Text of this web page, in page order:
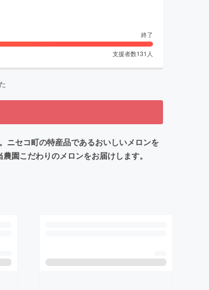
終了
支援者数131 人
ニセコ町の特産品であるおいしいメロンを
園こだわりのメロンをお届けします。